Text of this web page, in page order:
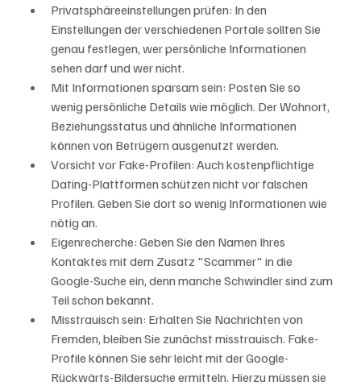
Privatsphäreeinstellungen prüfen: In den
Einstellungen der verschiedenen Portale sollten Sie
genau festlegen, wer persönliche Informationen
sehen darf und wer nicht.
Mit Informationen sparsam sein: Posten Sie so
wenig persönliche Details wie möglich. Der Wohnort,
Beziehungsstatus und ähnliche Informationen
können von Betrügern ausgenutzt werden.
Vorsicht vor Fake-Profilen: Auch kostenpflichtige
Dating-Plattformen schützen nicht vor falschen
Profilen. Geben Sie dort so wenig Informationen wie
nötig an.
Eigenrecherche: Geben Sie den Namen Ihres
Kontaktes mit dem Zusatz "Scammer" in die
Google-Suche ein, denn manche Schwindler sind zum
Teil schon bekannt.
Misstrauisch sein: Erhalten Sie Nachrichten von
Fremden, bleiben Sie zunächst misstrauisch. Fake-
Profile können Sie sehr leicht mit der Google-
Rückwärts-Bildersuche ermitteln. Hierzu müssen sie